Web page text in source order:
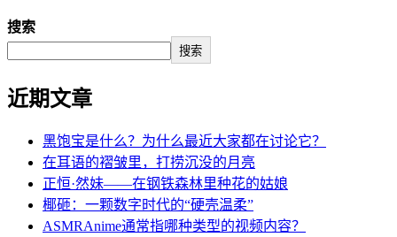
搜索
搜索
近期文章
黑饱宝是什么？为什么最近大家都在讨论它？
在耳语的褶皱里，打捞沉没的月亮
正恒·然妹——在钢铁森林里种花的姑娘
椰砸：一颗数字时代的“硬壳温柔”
ASMRAnime通常指哪种类型的视频内容？